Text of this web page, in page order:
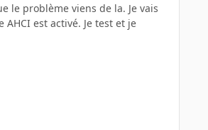
le problème viens de la. Je vais
est activé. Je test et je